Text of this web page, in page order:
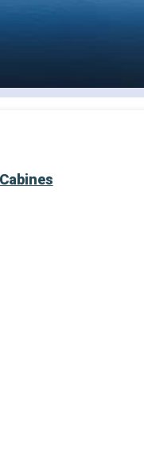
Cabines